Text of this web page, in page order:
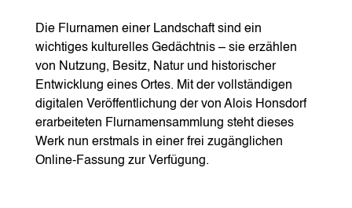
Die Flurnamen einer Landschaft sind ein
wichtiges kulturelles Gedächtnis – sie erzählen
von Nutzung, Besitz, Natur und historischer
Entwicklung eines Ortes. Mit der vollständigen
digitalen Veröffentlichung der von Alois Honsdorf
erarbeiteten Flurnamensammlung steht dieses
Werk nun erstmals in einer frei zugänglichen
Online-Fassung zur Verfügung.